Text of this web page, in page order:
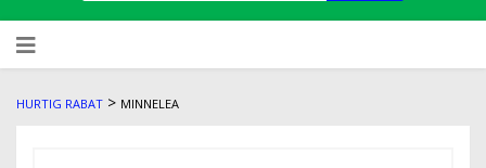
HURTIG RABAT > MINNELEA